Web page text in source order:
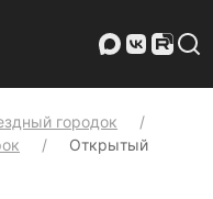
городок
Открытый